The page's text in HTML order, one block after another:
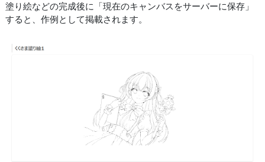
塗り絵などの完成後に「現在のキャンバスをサーバーに保存」
すると、作例として掲載されます。